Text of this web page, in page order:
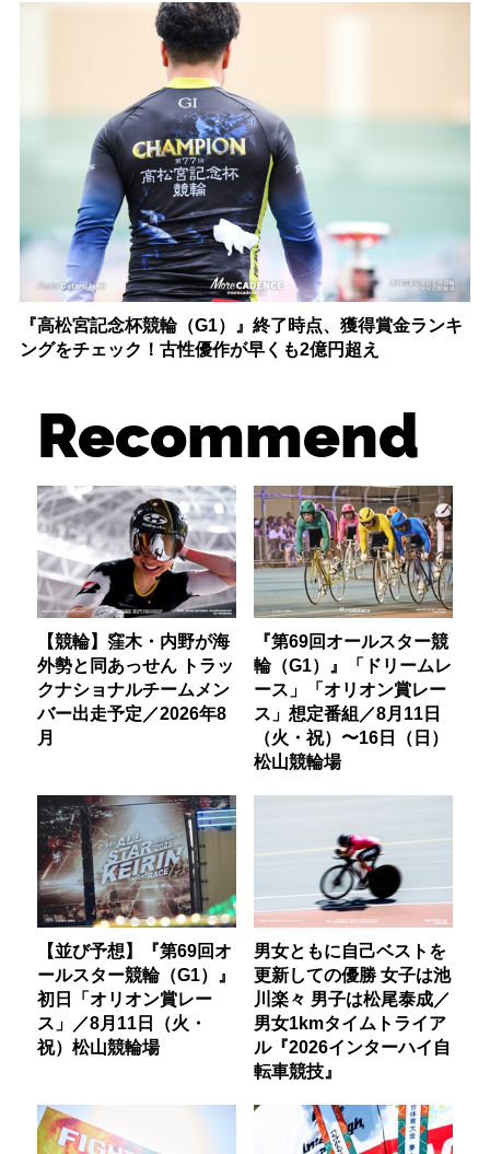
『高松宮記念杯競輪（G1）』終了時点、獲得賞金ランキ
ングをチェック！古性優作が早くも2億円超え
Recommend
【競輪】窪木・内野が海
外勢と同あっせん トラッ
クナショナルチームメン
バー出走予定／2026年8
月
『第69回オールスター競
輪（G1）』「ドリームレ
ース」「オリオン賞レー
ス」想定番組／8月11日
（火・祝）〜16日（日）
松山競輪場
【並び予想】『第69回オ
ールスター競輪（G1）』
初日「オリオン賞レー
ス」／8月11日（火・
祝）松山競輪場
男女ともに自己ベストを
更新しての優勝 女子は池
川楽々 男子は松尾泰成／
男女1kmタイムトライア
ル『2026インターハイ自
転車競技』